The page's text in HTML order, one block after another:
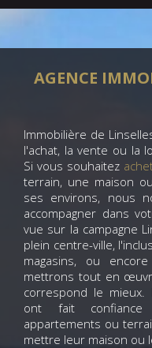
AGENCE
Immobilière de
l'achat, la vente ou la
Si vous souhaitez
terrain, une maison
ses environs, nous
accompagner dans
vue sur la campagne
plein centre-ville,
magasins, ou
mettrons tout en
correspond le mieux.
ont fait
appartements ou
mettre leur maison ou